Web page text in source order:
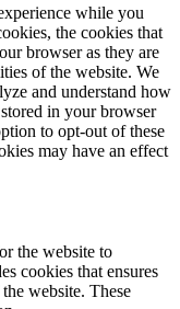
while you
the cookies that
browser as they are
of the website. We
and understand how
in your browser
to opt-out of these
may have an effect
the website to
cookies that ensures
website. These